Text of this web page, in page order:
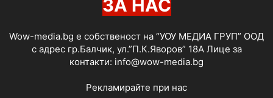
ЗА НАС
Wow-media.bg е собственост на “УОУ МЕДИА ГРУП” ООД
с адрес гр.Балчик, ул.”П.К.Яворов” 18А Лице за
контакти: info@wow-media.bg
Рекламирайте при нас